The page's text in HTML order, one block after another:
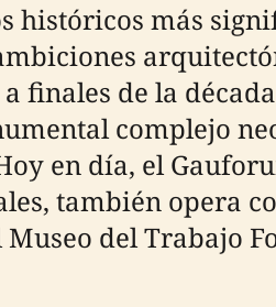
históricos más
finales de la
complejo
en día, el
también opera
del Trabajo